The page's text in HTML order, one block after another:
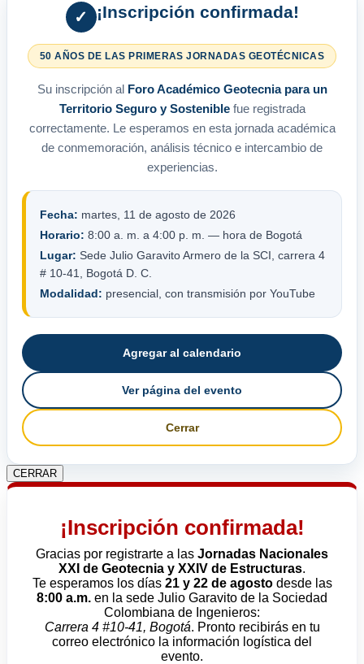
✓ ¡Inscripción confirmada!
50 AÑOS DE LAS PRIMERAS JORNADAS GEOTÉCNICAS
Su inscripción al Foro Académico Geotecnia para un
Territorio Seguro y Sosteniblefue registrada
correctamente. Le esperamos en esta jornada académica
de conmemoración, análisis técnico e intercambio de
experiencias.
Fecha: martes, 11 de agosto de 2026
Horario: 8:00 a. m. a 4:00 p. m. — hora de Bogotá
Lugar: Sede Julio Garavito Armero de la SCI, carrera 4
# 10-41, Bogotá D. C.
Modalidad: presencial, con transmisión por YouTube
Agregar al calendario
Ver página del evento
Cerrar
CERRAR
¡Inscripción confirmada!
Gracias por registrarte a las Jornadas Nacionales
XXI de Geotecnia y XXIV de Estructuras.
Te esperamos los días 21 y 22 de agostodesde las
8:00 a.m. en la sede Julio Garavito de la Sociedad
Colombiana de Ingenieros:
Carrera 4 #10-41, Bogotá. Pronto recibirás en tu
correo electrónico la información logística del
evento.